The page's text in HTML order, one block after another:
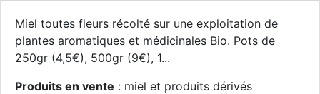
Miel toutes fleurs récolté sur une exploitation de
plantes aromatiques et médicinales Bio. Pots de
250gr (4,5€), 500gr (9€), 1...
Produits en vente : miel et produits dérivés